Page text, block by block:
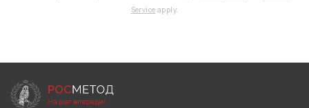
Service apply.